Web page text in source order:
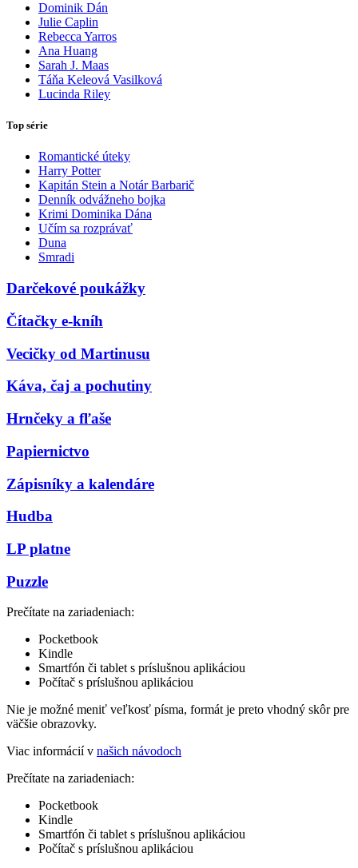
Dominik Dán
Julie Caplin
Rebecca Yarros
Ana Huang
Sarah J. Maas
Táňa Keleová Vasilková
Lucinda Riley
Top série
Romantické úteky
Harry Potter
Kapitán Stein a Notár Barbarič
Denník odvážneho bojka
Krimi Dominika Dána
Učím sa rozprávať
Duna
Smradi
Darčekové poukážky
Čítačky e-kníh
Vecičky od Martinusu
Káva, čaj a pochutiny
Hrnčeky a fľaše
Papiernictvo
Zápisníky a kalendáre
Hudba
LP platne
Puzzle
Prečítate na zariadeniach:
Pocketbook
Kindle
Smartfón či tablet s príslušnou aplikáciou
Počítač s príslušnou aplikáciou
Nie je možné meniť veľkosť písma, formát je preto vhodný skôr pre
väčšie obrazovky.
Viac informácií v našich návodoch
Prečítate na zariadeniach:
Pocketbook
Kindle
Smartfón či tablet s príslušnou aplikáciou
Počítač s príslušnou aplikáciou